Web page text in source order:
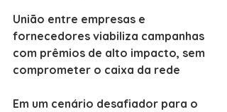
União entre empresas e
fornecedores viabiliza campanhas
com prêmios de alto impacto, sem
comprometer o caixa da rede
Em um cenário desafiador para o